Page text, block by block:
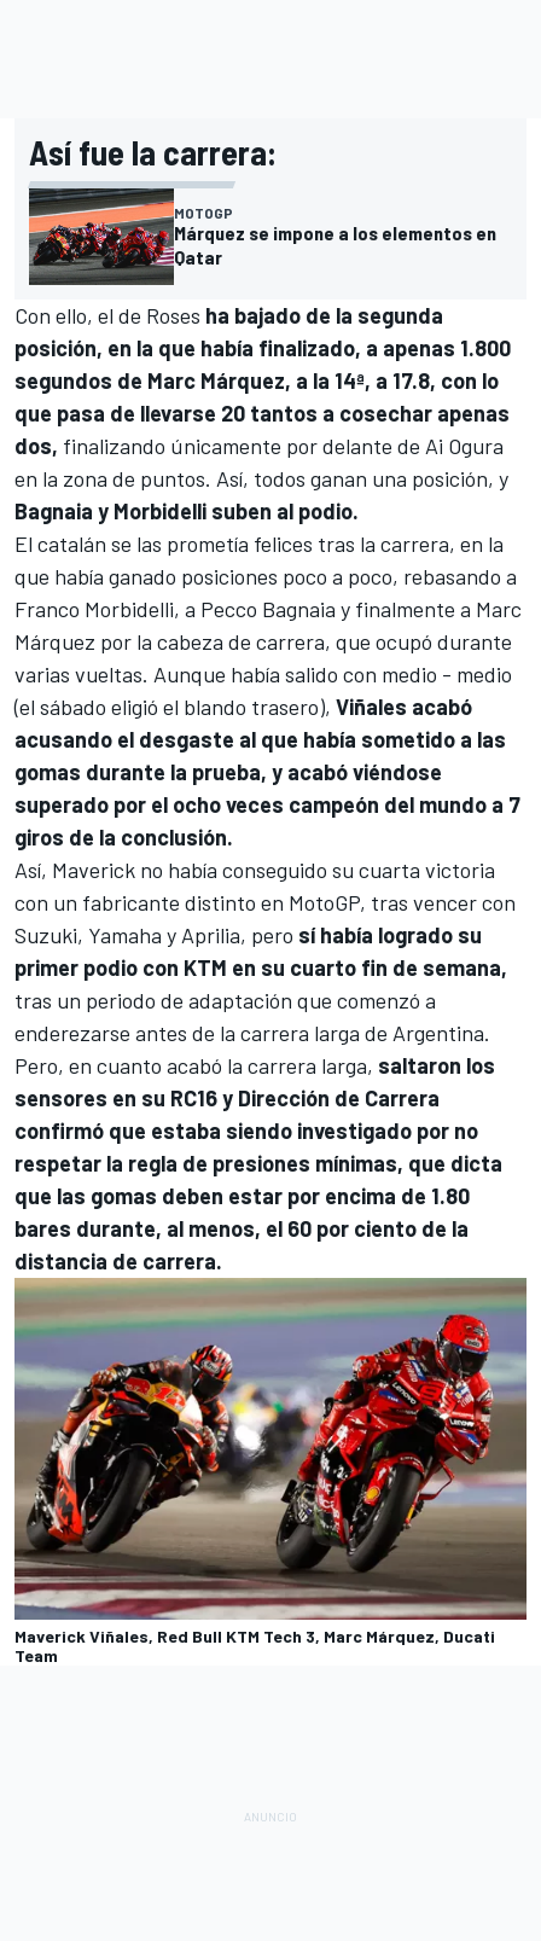
Así fue la carrera:
MOTOGP
Márquez se impone a los elementos en
Qatar
Con ello, el de Roses ha bajado de la segunda
posición, en la que había finalizado, a apenas 1.800
segundos de Marc Márquez, a la 14ª, a 17.8, con lo
que pasa de llevarse 20 tantos a cosechar apenas
dos, finalizando únicamente por delante de Ai Ogura
en la zona de puntos. Así, todos ganan una posición, y
Bagnaia y Morbidelli suben al podio.
El catalán se las prometía felices tras la carrera, en la
que había ganado posiciones poco a poco, rebasando a
Franco Morbidelli, a Pecco Bagnaia y finalmente a Marc
Márquez por la cabeza de carrera, que ocupó durante
varias vueltas. Aunque había salido con medio - medio
(el sábado eligió el blando trasero), Viñales acabó
acusando el desgaste al que había sometido a las
gomas durante la prueba, y acabó viéndose
superado por el ocho veces campeón del mundo a 7
giros de la conclusión.
Así, Maverick no había conseguido su cuarta victoria
con un fabricante distinto en MotoGP, tras vencer con
Suzuki, Yamaha y Aprilia, pero sí había logrado su
primer podio con KTM en su cuarto fin de semana,
tras un periodo de adaptación que comenzó a
enderezarse antes de la carrera larga de Argentina.
Pero, en cuanto acabó la carrera larga, saltaron los
sensores en su RC16 y Dirección de Carrera
confirmó que estaba siendo investigado por no
respetar la regla de presiones mínimas, que dicta
que las gomas deben estar por encima de 1.80
bares durante, al menos, el 60 por ciento de la
distancia de carrera.
Maverick Viñales, Red Bull KTM Tech 3, Marc Márquez, Ducati
Team